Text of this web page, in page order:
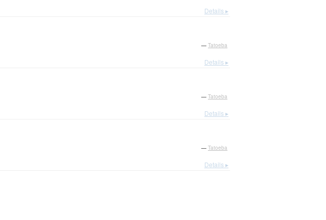
Details ▸
— Tatoeba
Details ▸
— Tatoeba
Details ▸
— Tatoeba
Details ▸